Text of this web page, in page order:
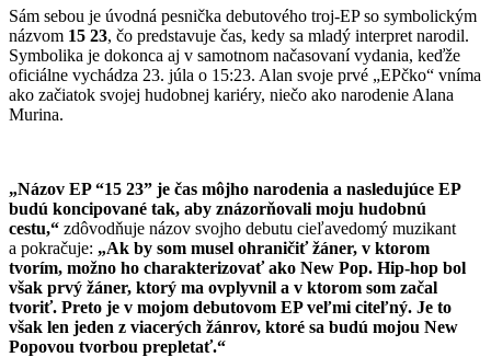
Sám sebou je úvodná pesnička debutového troj-EP so symbolickým
názvom 15 23, čo predstavuje čas, kedy sa mladý interpret narodil.
Symbolika je dokonca aj v samotnom načasovaní vydania, keďže
oficiálne vychádza 23. júla o 15:23. Alan svoje prvé „EPčko“ vníma
ako začiatok svojej hudobnej kariéry, niečo ako narodenie Alana
Murina.
„Názov EP “15 23” je čas môjho narodenia a nasledujúce EP
budú koncipované tak, aby znázorňovali moju hudobnú
cestu,“ zdôvodňuje názov svojho debutu cieľavedomý muzikant
a pokračuje: „Ak by som musel ohraničiť žáner, v ktorom
tvorím, možno ho charakterizovať ako New Pop. Hip-hop bol
však prvý žáner, ktorý ma ovplyvnil a v ktorom som začal
tvoriť. Preto je v mojom debutovom EP veľmi citeľný. Je to
však len jeden z viacerých žánrov, ktoré sa budú mojou New
Popovou tvorbou prepletať.“